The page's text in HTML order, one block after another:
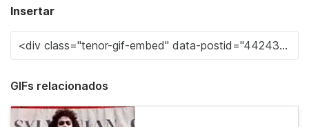
Insertar
GIFs relacionados